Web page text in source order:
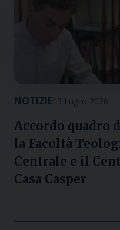
NOTIZIE 13 Luglio 2026
Accordo quadro
la Facoltà
Centrale e il
Casa Casper